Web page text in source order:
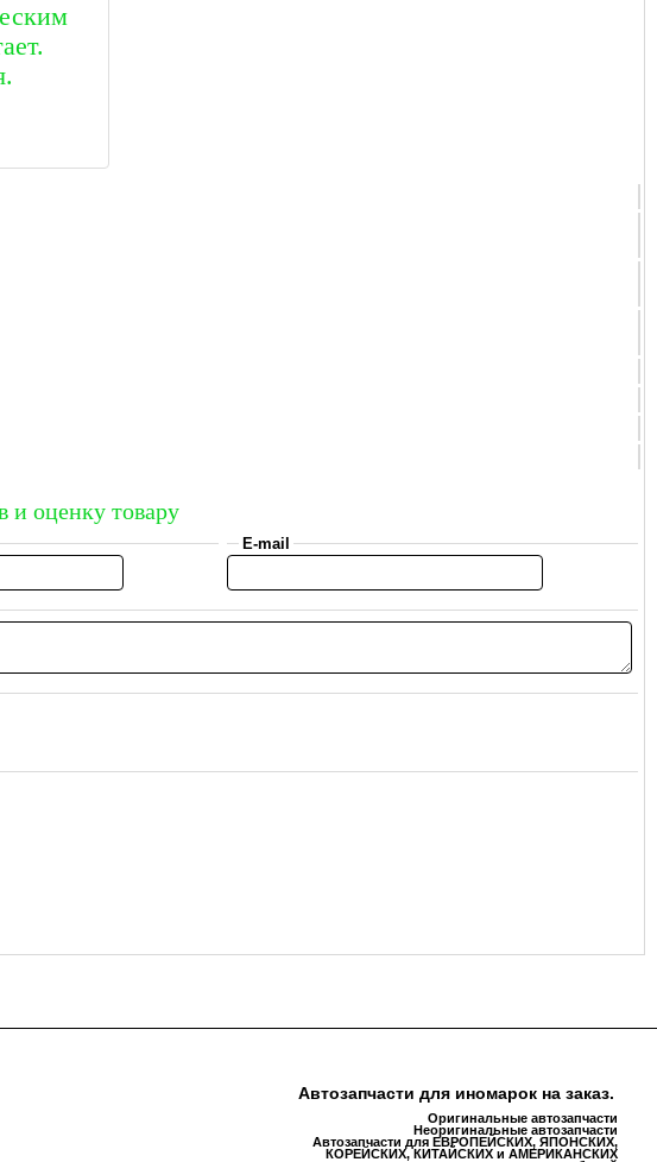
и оценку товару
E-mail
Автозапчасти для иномарок на заказ.
Оригинальные автозапчасти
Неоригинальные автозапчасти
Автозапчасти для ЕВРОПЕЙСКИХ, ЯПОНСКИХ,
КОРЕЙСКИХ, КИТАЙСКИХ и АМЕРИКАНСКИХ